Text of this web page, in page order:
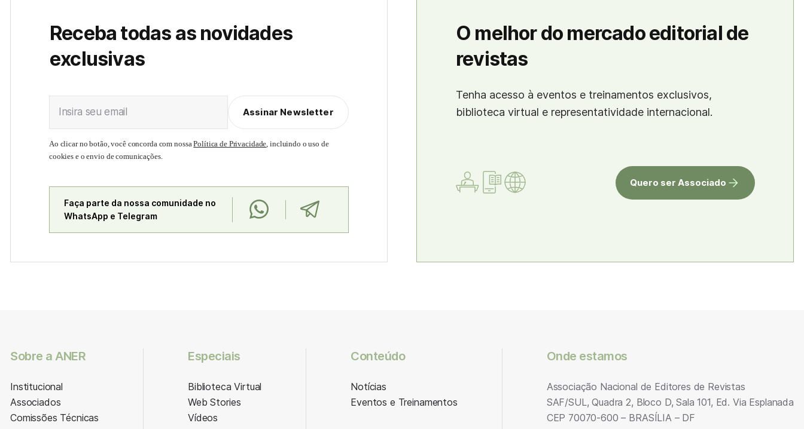
Receba todas as novidades
exclusivas
Insira seu email Assinar Newsletter
Ao clicar no botão, você concorda com nossaPolítica de Privacidade, incluindo o uso de
cookies e o envio de comunicações.
Faça parte da nossa comunidade no
WhatsApp e Telegram
O melhor do mercado editorial de
revistas
Tenha acesso à eventos e treinamentos exclusivos,
biblioteca virtual e representatividade internacional.
Quero ser Associado
Sobre a ANER
Institucional
Associados
Comissões Técnicas
Especiais
Biblioteca Virtual
Web Stories
Vídeos
Conteúdo
Notícias
Eventos e Treinamentos
Onde estamos
Associação Nacional de Editores de Revistas
SAF/SUL, Quadra 2, Bloco D, Sala 101, Ed. Via Esplanada
CEP 70070-600 – BRASÍLIA – DF